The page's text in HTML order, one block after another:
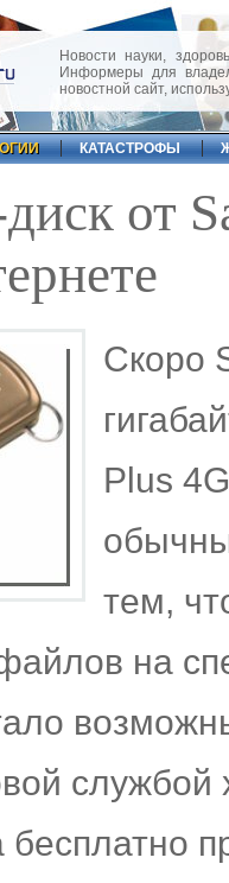
Новости науки,
Информеры для
новостной сайт,
КАТАСТРОФЫ
от
Скоро
Plus
тем,
на
бесплатно